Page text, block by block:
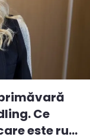
Ce
este ru...